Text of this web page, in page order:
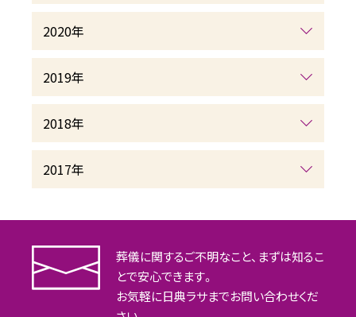
2020年
2019年
2018年
2017年
葬儀に関するご不明なこと、まずは知るこ
とで安心できます。
お気軽に日典ラサまでお問い合わせくだ